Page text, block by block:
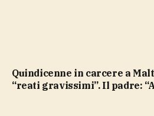
Quindicenne in carcere a Malta: è accusato di
“reati gravissimi”. Il padre: